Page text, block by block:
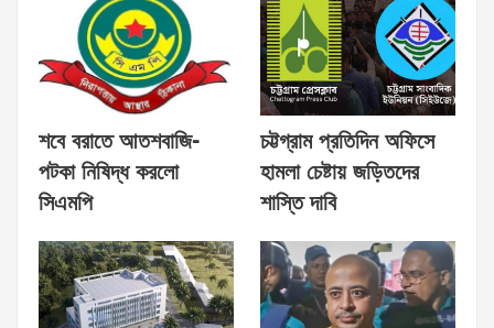
শবে বরাতে আতশবাজি-
পটকা নিষিদ্ধ করলো
সিএমপি
চট্টগ্রাম প্রতিদিন অফিসে
হামলা চেষ্টায় জড়িতদের
শাস্তি দাবি